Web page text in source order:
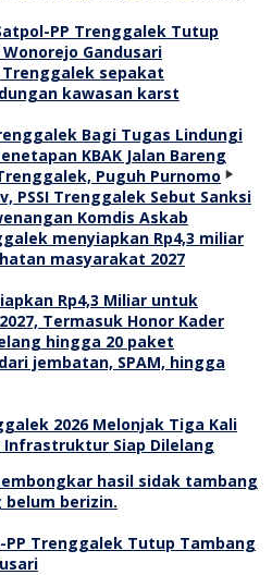
PP Trenggalek Tutup
Gandusari
Bagi Tugas Lindungi
KBAK Jalan Bareng
PSSI Trenggalek Sebut Sanksi
Komdis Askab
Rp4,3 Miliar untuk
Termasuk Honor Kader
2026 Melonjak Tiga Kali
Infrastruktur Siap Dilelang
PP Trenggalek Tutup Tambang